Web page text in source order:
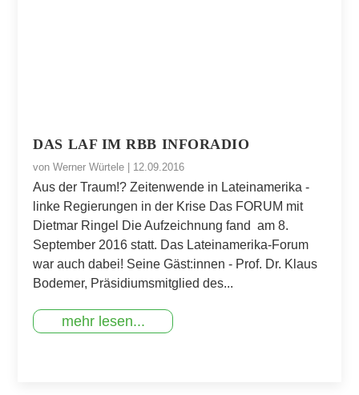
DAS LAF IM RBB INFORADIO
vonWerner Würtele | 12.09.2016
Aus der Traum!? Zeitenwende in Lateinamerika -
linke Regierungen in der Krise Das FORUM mit
Dietmar Ringel Die Aufzeichnung fand am 8.
September 2016 statt. Das Lateinamerika-Forum
war auch dabei! Seine Gäst:innen - Prof. Dr. Klaus
Bodemer, Präsidiumsmitglied des...
mehr lesen...